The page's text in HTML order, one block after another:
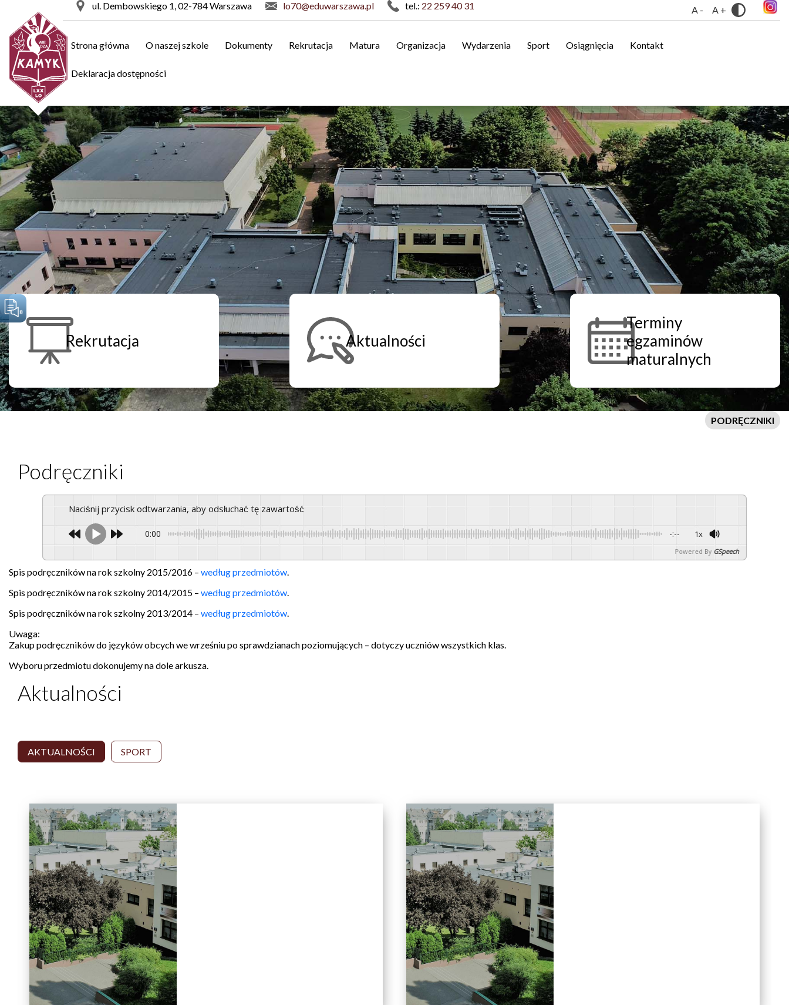
ul. Dembowskiego 1, 02-784 Warszawa lo70@eduwarszawa.pl tel.: 22 259 40 31
Strona główna O naszej szkole Dokumenty Rekrutacja Matura Organizacja Wydarzenia Sport Osiągnięcia Kontakt
Deklaracja dostępności
Rekrutacja Aktualności
Terminy
egzaminów
maturalnych
PODRĘCZNIKI
Podręczniki
Naciśnij przycisk odtwarzania, aby odsłuchać tę zawartość
0:00 -:-- 1x
Powered By GSpeech
Spis podręczników na rok szkolny 2015/2016 – według przedmiotów.
Spis podręczników na rok szkolny 2014/2015 – według przedmiotów.
Spis podręczników na rok szkolny 2013/2014 – według przedmiotów.
Uwaga:
Zakup podręczników do języków obcych we wrześniu po sprawdzianach poziomujących – dotyczy uczniów wszystkich klas.
Wyboru przedmiotu dokonujemy na dole arkusza.
Aktualności
AKTUALNOŚCI SPORT